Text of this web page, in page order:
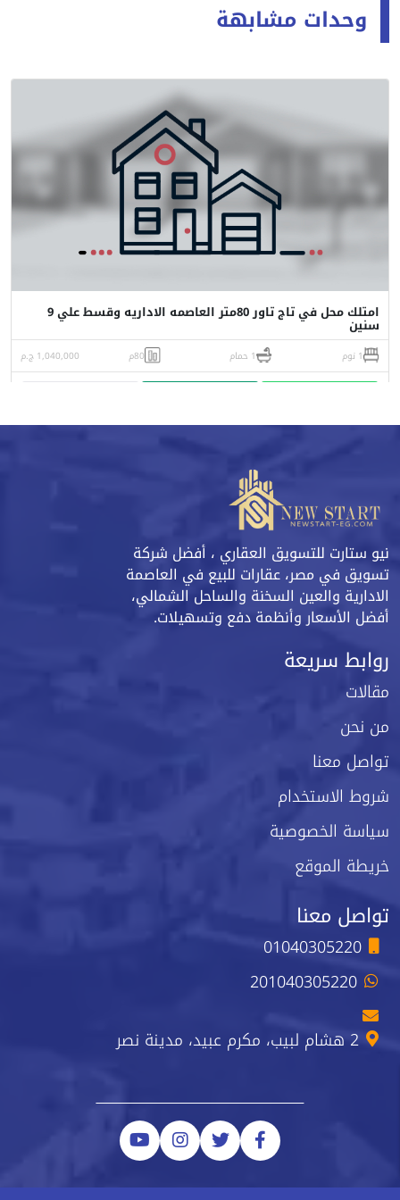
وحدات مشابهة
امتلك محل في تاج تاور 80متر العاصمه الاداريه وقسط علي 9
سنين
1 نوم 1 حمام 80م 1,040,000 ج.م
نيو ستارت للتسويق العقاري ، أفضل شركة
تسويق في مصر، عقارات للبيع في العاصمة
الادارية والعين السخنة والساحل الشمالي،
أفضل الأسعار وأنظمة دفع وتسهيلات.
روابط سريعة
مقالات
من نحن
تواصل معنا
شروط الاستخدام
سياسة الخصوصية
خريطة الموقع
تواصل معنا
01040305220
201040305220
2 هشام لبيب، مكرم عبيد، مدينة نصر